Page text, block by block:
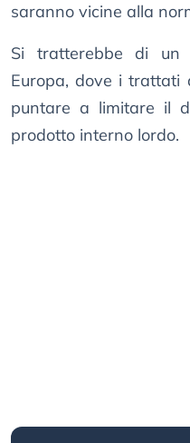
saranno vicine alla
Si tratterebbe di un
Europa, dove i trattati
puntare a limitare il
prodotto interno lordo.